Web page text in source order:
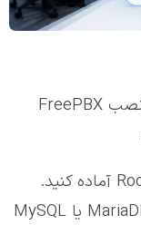
نصب FreePBX
سرویس‌های Apache، PHP و MariaDB یا MySQL